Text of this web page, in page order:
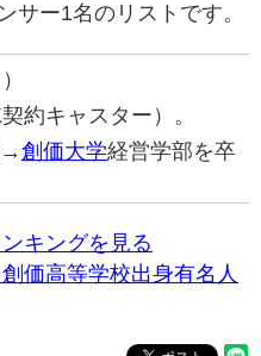
サー1名のリストです。
約キャスター）。
→創価大学経営学部を卒
キングを見る
価高等学校出身有名人